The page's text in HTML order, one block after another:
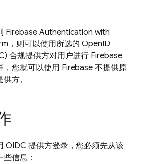
Firebase Authentication with
，则可以使用所选的 OpenID
合规提供方对用户进行 Firebase
，您就可以使用 Firebase 不提供原
方。
OIDC 提供方登录，您必须先从该
信息：